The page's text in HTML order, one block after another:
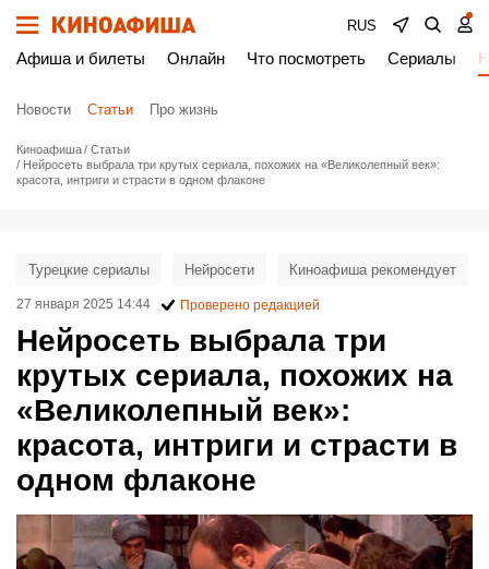
RUS
Афиша и билеты Онлайн Что посмотреть Сериалы
Новости Статьи Про жизнь
Киноафиша
Статьи
Нейросеть выбрала три крутых сериала, похожих на «Великолепный век»:
красота, интриги и страсти в одном флаконе
Нейросеть выбрала три
крутых сериала, похожих на
«Великолепный век»:
красота, интриги и страсти в
одном флаконе
Турецкие сериалы Нейросети Киноафиша рекомендует
27 января 2025 14:44 Проверено редакцией